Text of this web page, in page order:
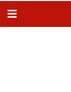
Alternar